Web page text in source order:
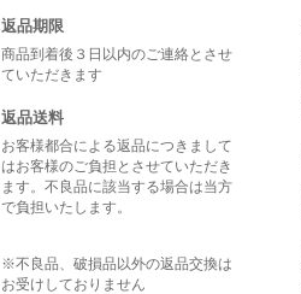
返品期限
商品到着後３日以内のご連絡とさせ
ていただきます
返品送料
お客様都合による返品につきまして
はお客様のご負担とさせていただき
ます。不良品に該当する場合は当方
で負担いたします。
※不良品、破損品以外の返品交換は
お受けしておりません